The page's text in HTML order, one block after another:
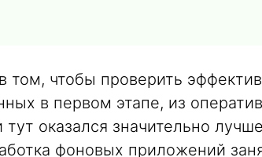
том, чтобы проверить
в первом этапе, из
тут оказался значительно
фоновых приложений